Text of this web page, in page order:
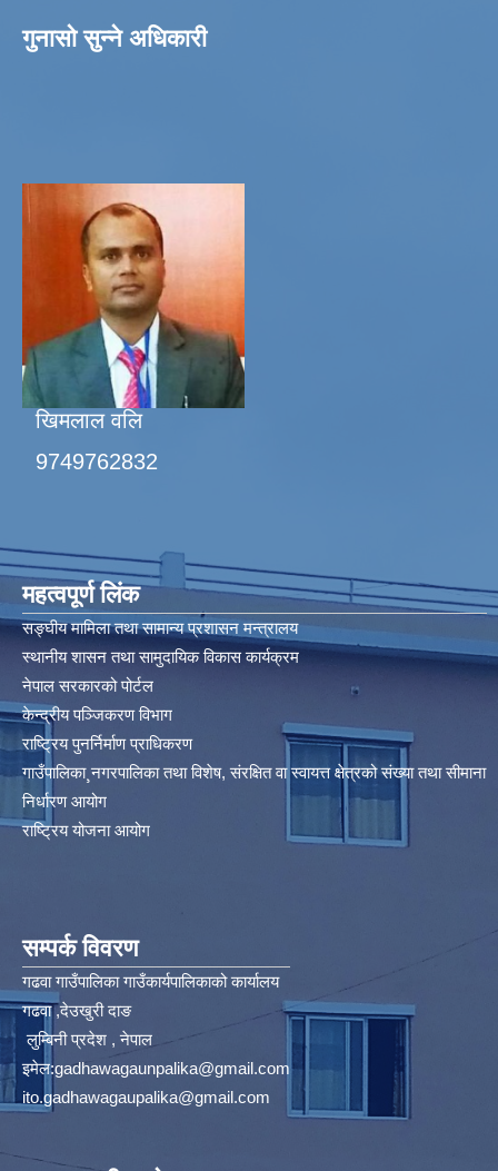
गुनासो सुन्ने अधिकारी
खिमलाल वलि
9749762832
महत्वपूर्ण लिंक
सङ्घीय मामिला तथा सामान्य प्रशासन मन्त्रालय
स्थानीय शासन तथा सामुदायिक विकास कार्यक्रम
नेपाल सरकारको पोर्टल
केन्द्रीय पञ्जिकरण विभाग
राष्ट्रिय पुनर्निर्माण प्राधिकरण
गाउँपालिका¸नगरपालिका तथा विशेष, संरक्षित वा स्वायत्त क्षेत्रको संख्या तथा सीमाना
निर्धारण आयोग​
राष्ट्रिय योजना आयोग
सम्पर्क विवरण
गढवा गाउँपालिका गाउँकार्यपालिकाको कार्यालय
गढवा ,देउखुरी दाङ
लुम्बिनी प्रदेश , नेपाल
इमेल:gadhawagaunpalika@gmail.com
ito.gadhawagaupalika@gmail.com